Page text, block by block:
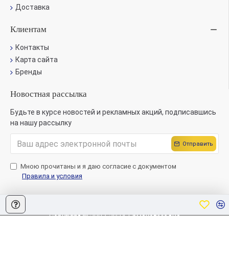
Доставка
Клиентам
Контакты
Карта сайта
Бренды
Новостная рассылка
Будьте в курсе новостей и рекламных акций, подписавшись
на нашу рассылку
Отправить
Мною прочитаны и я даю согласие с документом
Правила и условия
Copyright © 2007-2024, ЕрмаковМедиа